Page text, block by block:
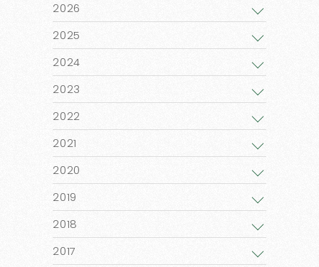
2026
2025
2024
2023
2022
2021
2020
2019
2018
2017